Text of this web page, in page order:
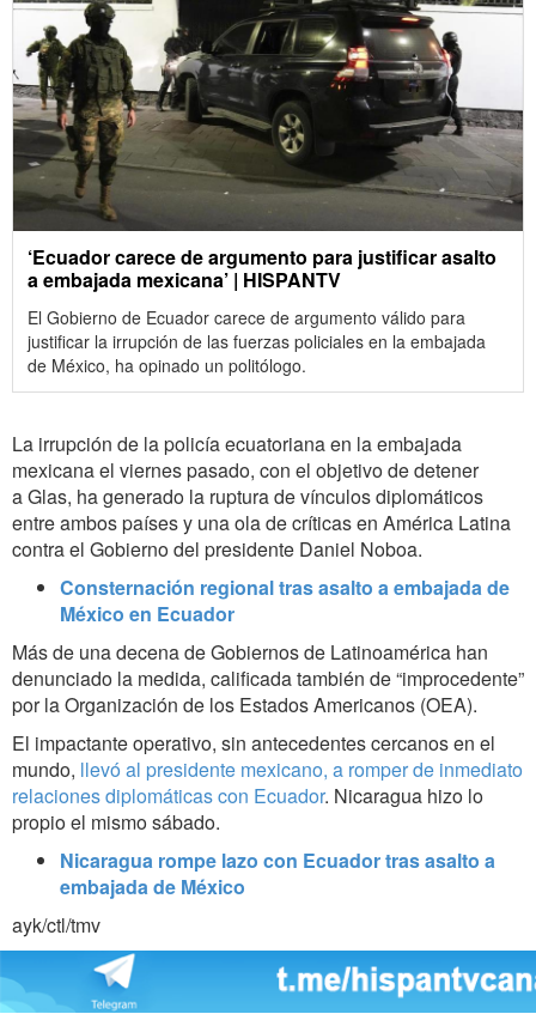
‘Ecuador carece de argumento para justificar asalto
a embajada mexicana’ | HISPANTV
El Gobierno de Ecuador carece de argumento válido para
justificar la irrupción de las fuerzas policiales en la embajada
de México, ha opinado un politólogo.
La irrupción de la policía ecuatoriana en la embajada
mexicana el viernes pasado, con el objetivo de detener
a Glas, ha generado la ruptura de vínculos diplomáticos
entre ambos países y una ola de críticas en América Latina
contra el Gobierno del presidente Daniel Noboa.
Consternación regional tras asalto a embajada de
México en Ecuador
Más de una decena de Gobiernos de Latinoamérica han
denunciado la medida, calificada también de “improcedente”
por la Organización de los Estados Americanos (OEA).
El impactante operativo, sin antecedentes cercanos en el
mundo, llevó al presidente mexicano, a romper de inmediato
relaciones diplomáticas con Ecuador. Nicaragua hizo lo
propio el mismo sábado.
Nicaragua rompe lazo con Ecuador tras asalto a
embajada de México
ayk/ctl/tmv